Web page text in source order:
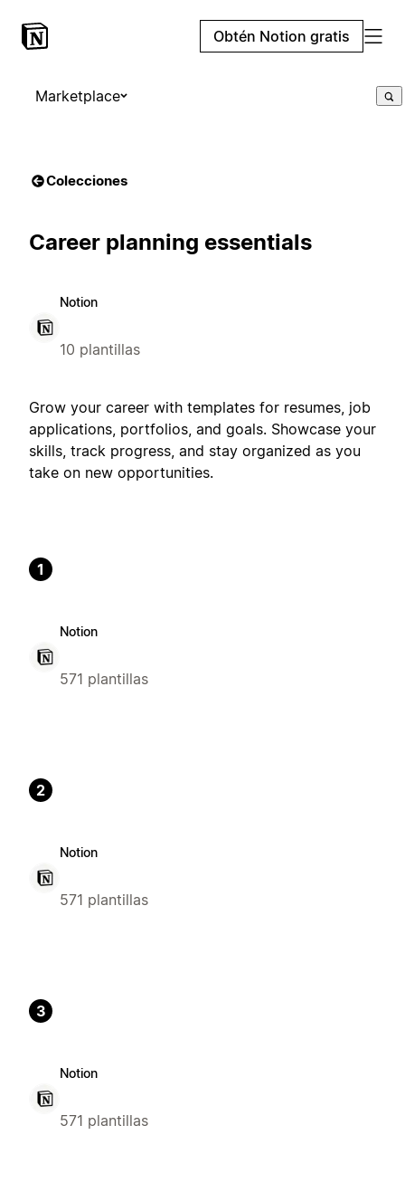
Obtén Notion gratis
Marketplace
Colecciones
Career planning essentials
Notion
10 plantillas
Grow your career with templates for resumes, job
applications, portfolios, and goals. Showcase your
skills, track progress, and stay organized as you
take on new opportunities.
1
Notion
571 plantillas
2
Notion
571 plantillas
3
Notion
571 plantillas